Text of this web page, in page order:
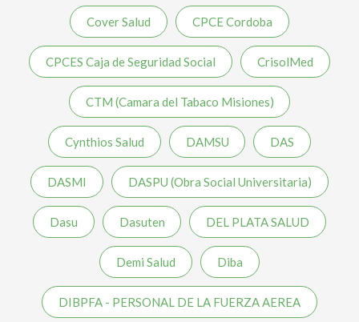
Cover Salud CPCE Cordoba
CPCES Caja de Seguridad Social CrisolMed
CTM (Camara del Tabaco Misiones)
Cynthios Salud DAMSU DAS
DASMI DASPU (Obra Social Universitaria)
Dasu Dasuten DEL PLATA SALUD
Demi Salud Diba
DIBPFA - PERSONAL DE LA FUERZA AEREA